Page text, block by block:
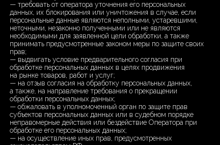
— требовать от оператора уточнения его персональных
данных, их блокирования или уничтожения в случае, если
персональные данные являются неполными, устаревшими,
неточными, незаконно полученными или не являются
необходимыми для заявленной цели обработки, а также
принимать предусмотренные законом меры по защите своих
прав;
— выдвигать условие предварительного согласия при
обработке персональных данных в целях продвижения
на рынке товаров, работ и услуг;
— на отзыв согласия на обработку персональных данных,
а также, на направление требования о прекращении
обработки персональных данных;
— обжаловать в уполномоченный орган по защите прав
субъектов персональных данных или в судебном порядке
неправомерные действия или бездействие Оператора при
обработке его персональных данных;
— на осуществление иных прав, предусмотренных